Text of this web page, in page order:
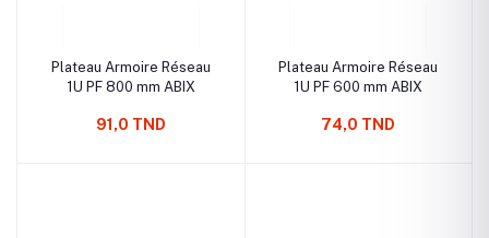
Plateau Armoire Réseau
1U PF 800 mm ABIX
91,0 TND
Plateau Armoire Réseau
1U PF 600 mm ABIX
74,0 TND